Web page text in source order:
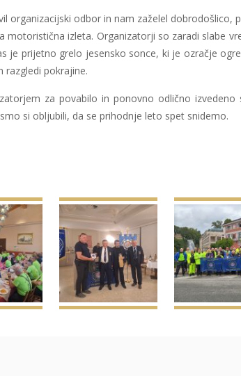
organizacijski odbor in nam zaželel
izleta. Organizatorji so zaradi slabe
je prijetno grelo jesensko sonce, ki je ozračje
razgledi pokrajine.
za povabilo in ponovno odlično
si obljubili, da se prihodnje leto spet snidemo.